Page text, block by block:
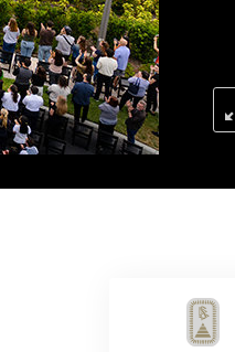
Die Ursache von Unterdrückung
Ermittlungen
Grundlagen des Organisierens